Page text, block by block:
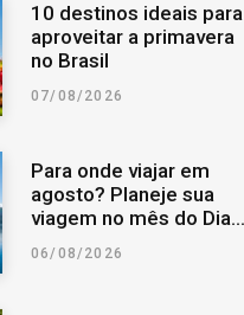
o g
m
10 destinos ideais para
aproveitar a primavera
no Brasil
07/08/2026
Para onde viajar em
agosto? Planeje sua
viagem no mês do Dia
dos Pais
06/08/2026